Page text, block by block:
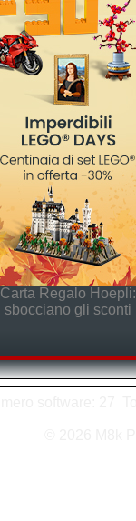
Carta Regalo Hoepli:
sbocciano gli sconti